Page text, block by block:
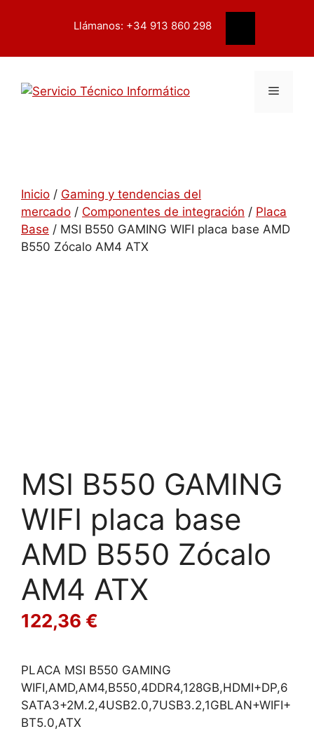
Buscar
Llámanos: +34 913 860 298
Menú
Inicio / Gaming y tendencias del
mercado / Componentes de integración / Placa
Base / MSI B550 GAMING WIFI placa base AMD
B550 Zócalo AM4 ATX
MSI B550 GAMING
WIFI placa base
AMD B550 Zócalo
AM4 ATX
122,36 €
PLACA MSI B550 GAMING
WIFI,AMD,AM4,B550,4DDR4,128GB,HDMI+DP,6
SATA3+2M.2,4USB2.0,7USB3.2,1GBLAN+WIFI+
BT5.0,ATX